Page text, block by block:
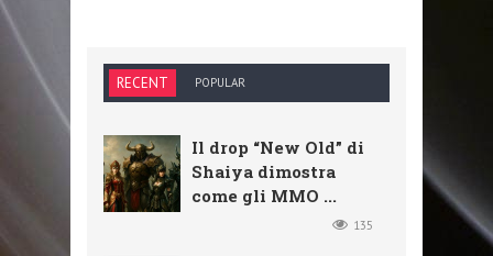
RECENT POPULAR
Il drop “New Old” di
Shaiya dimostra
come gli MMO ...
135